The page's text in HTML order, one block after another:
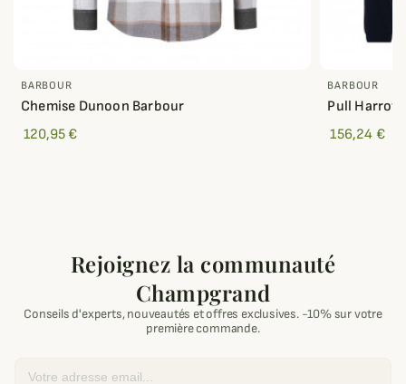
BARBOUR
Chemise Dunoon Barbour
120,95 €
BARBOUR
Pull
156,24 €
Rejoignez la communauté
Champgrand
Conseils d'experts, nouveautés et offres exclusives. -10% sur votre
première commande.